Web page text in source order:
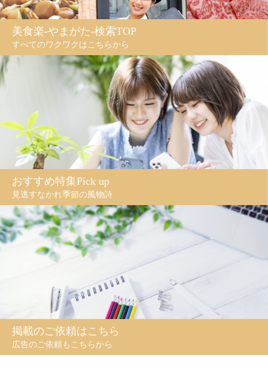
美食楽-やまがた-検索TOP
すべてのワクワクはこちらから
おすすめ特集Pick up
見逃すなかれ季節の風物詩
掲載のご依頼はこちら
広告のご依頼もこちらから